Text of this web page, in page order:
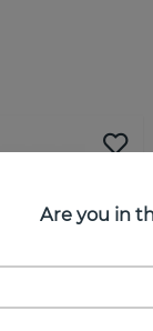
Are you in